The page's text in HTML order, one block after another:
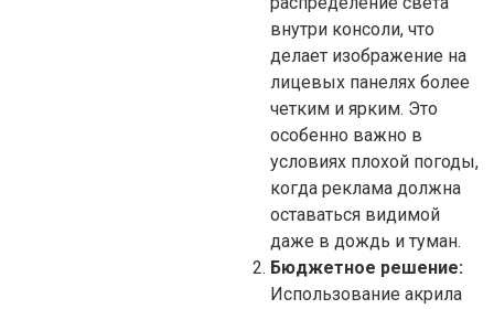
внутри консоли, что
делает изображение на
лицевых панелях более
четким и ярким. Это
особенно важно в
условиях плохой погоды,
когда реклама должна
оставаться видимой
даже в дождь и туман.
Бюджетное решение:
Использование акрила